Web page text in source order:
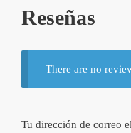
Reseñas
There are no
Tu dirección de correo